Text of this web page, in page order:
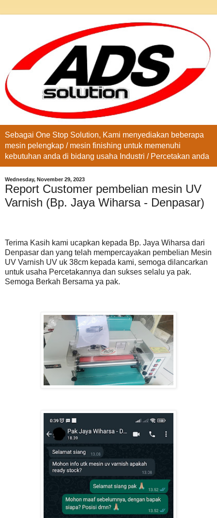
Sebagai One Stop Solution, Kami menyediakan beberapa
mesin pelengkap / mesin finishing untuk memenuhi
kebutuhan anda di bidang usaha Industri / Percetakan anda
Wednesday, November 29, 2023
Report Customer pembelian mesin UV
Varnish (Bp. Jaya Wiharsa - Denpasar)
Terima Kasih kami ucapkan kepada Bp. Jaya Wiharsa dari
Denpasar dan yang telah mempercayakan pembelian Mesin
UV Varnish UV uk 38cm kepada kami, semoga dilancarkan
untuk usaha Percetakannya dan sukses selalu ya pak.
Semoga Berkah Bersama ya pak.